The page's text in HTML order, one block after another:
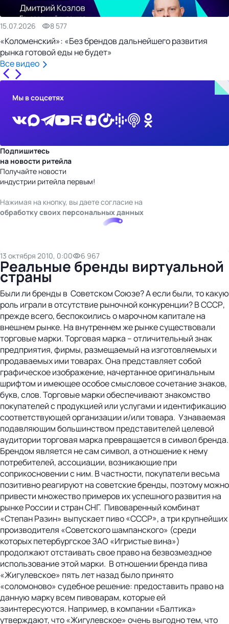
15.07.2026 8 577
«Коломенский»: «Без брендов дальнейшего развития
рынка готовой еды не будет»
Все видео
Мы в соцсетях
Подпишитесь
на новости ритейла
Получайте новости
индустрии ритейла первым!
Нажимая на кнопку, вы даете согласие на
обработку своих персональных данных
13 октября 2010, 0:00 6 967
Реальные бренды виртуальной
страны
Были ли бренды в Советском Союзе? А если были, то какую
роль играли в отсутствие рыночной конкуренции? В СССР,
прежде всего, беспокоились о марочном капитале на
внешнем рынке. На внутреннем же рынке существовали
торговые марки. Торговая марка – отличительный знак
предприятия, фирмы, размещаемый на изготовляемых и
продаваемых ими товарах. Она представляет собой
графическое изображение, начертанное оригинальным
шрифтом и имеющее особое смысловое сочетание знаков,
букв, слов. Торговые марки обеспечивают знакомство
покупателей с продукцией или услугами и идентификацию
соответствующей организации и/или товара. Узнаваемая
подавляющим большинством представителей целевой
аудитории торговая марка превращается в символ бренда.
Брендом является не сам символ, а отношение к нему
потребителей, ассоциации, возникающие при
соприкосновении с ним. В частности, покупатели весьма
позитивно реагируют на советские бренды, поэтому можно
привести множество примеров их успешного развития на
рынке России и стран СНГ. Пивоваренный комбинат
«Степан Разин» выпускает пиво «СССР», а три крупнейших
производителя «Советского шампанского» (среди
которых петербургское ЗАО «Игристые вина»)
продолжают отстаивать свое право на безвозмездное
использование этой марки. В отношении бренда пива
«Жигулевское» пять лет назад было принято
«соломоново» судебное решение: предоставить право на
данную марку всем пивоварам, которые ей
заинтересуются. Например, в компании «Балтика»
утверждают, что «Жигулевское» очень выгодно тем, что